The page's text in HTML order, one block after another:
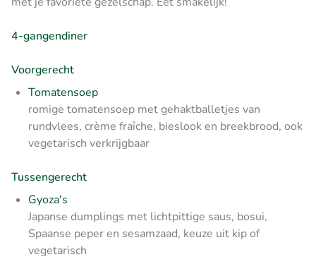
4-gangendiner
Voorgerecht
Tomatensoep
romige tomatensoep met gehaktballetjes van
rundvlees, crème fraîche, bieslook en breekbrood, ook
vegetarisch verkrijgbaar
Tussengerecht
Gyoza's
Japanse dumplings met lichtpittige saus, bosui,
Spaanse peper en sesamzaad, keuze uit kip of
vegetarisch